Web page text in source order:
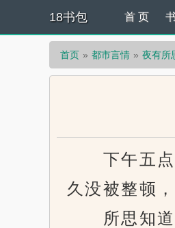
18书包 首 页
首页 都市言情 夜有所
下午五点半
久没被整顿
所思知道附